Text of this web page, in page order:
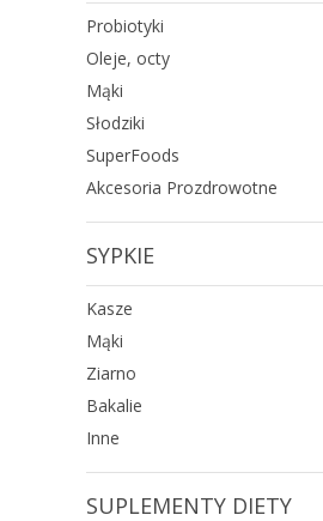
Probiotyki
Oleje, octy
Mąki
Słodziki
SuperFoods
Akcesoria Prozdrowotne
SYPKIE
Kasze
Mąki
Ziarno
Bakalie
Inne
SUPLEMENTY DIETY